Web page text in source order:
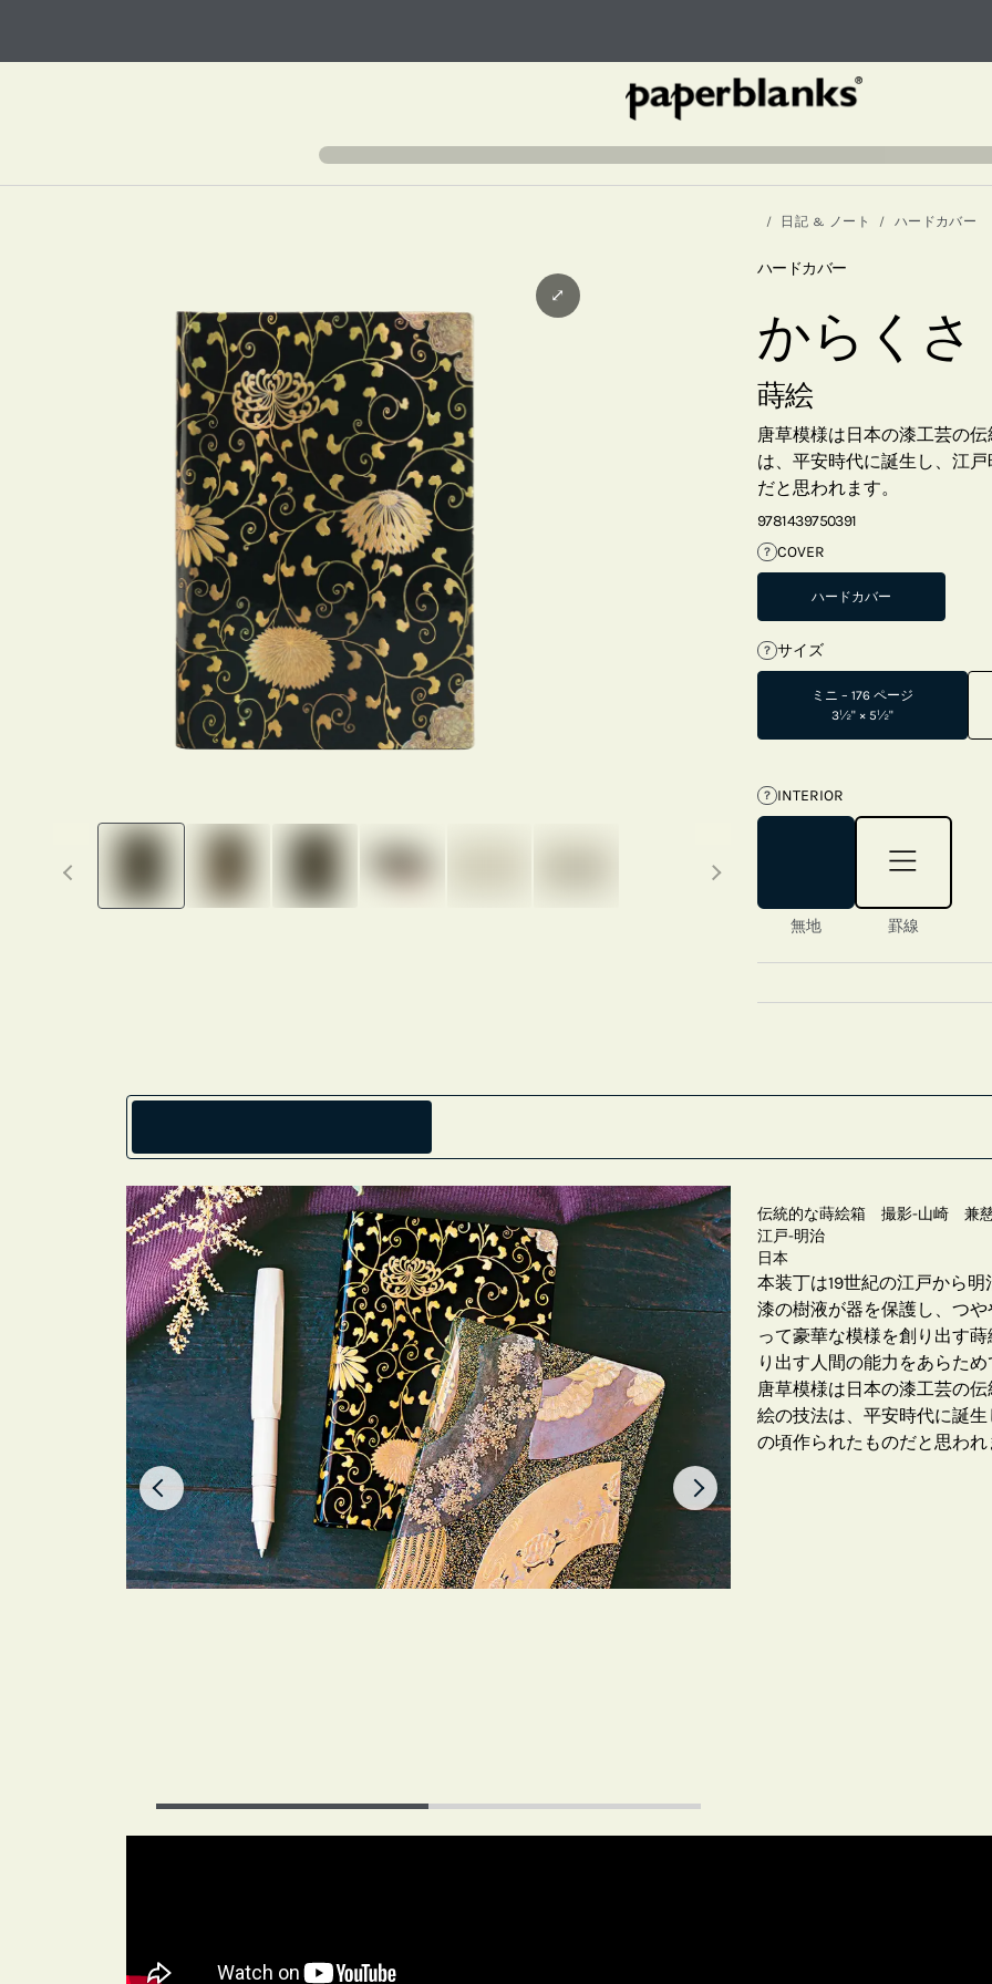
日記 & ノート ハードカバー
Previous thumbnails
⤢
ハードカバー
からくさ
蒔絵
唐草模様は日本の漆工芸の
は、平安時代に誕生し、江
だと思われます。
9781439750391
? COVER
ハードカバー
? サイズ
ミニ – 176 ページ
3½" × 5½"
? INTERIOR
無地 罫線
伝統的な蒔絵箱 撮影-山崎 兼
江戸-明治
日本
本装丁は19世紀の江戸から
漆の樹液が器を保護し、つ
って豪華な模様を創り出す
り出す人間の能力をあらため
唐草模様は日本の漆工芸の
絵の技法は、平安時代に誕
の頃作られたものだと思われ